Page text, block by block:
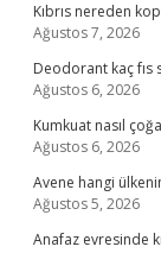
Kıbrıs nereden
Ağustos 7, 2026
Deodorant kaç fıs
Ağustos 6, 2026
Kumkuat nasıl
Ağustos 6, 2026
Avene hangi
Ağustos 5, 2026
Anafaz evresinde